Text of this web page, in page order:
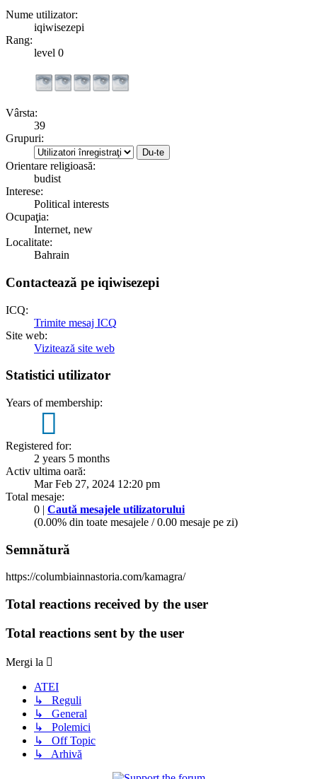
Nume utilizator:
iqiwisezepi
Rang:
level 0
Vârsta:
39
Grupuri:
Orientare religioasă:
budist
Interese:
Political interests
Ocupaţia:
Internet, new
Localitate:
Bahrain
Contactează pe iqiwisezepi
ICQ:
Trimite mesaj ICQ
Site web:
Vizitează site web
Statistici utilizator
Years of membership:
Registered for:
2 years 5 months
Activ ultima oară:
Mar Feb 27, 2024 12:20 pm
Total mesaje:
0 | Caută mesajele utilizatorului
(0.00% din toate mesajele / 0.00 mesaje pe zi)
Semnătură
https://columbiainnastoria.com/kamagra/
Total reactions received by the user
Total reactions sent by the user
Mergi la
ATEI
↳ Reguli
↳ General
↳ Polemici
↳ Off Topic
↳ Arhivă